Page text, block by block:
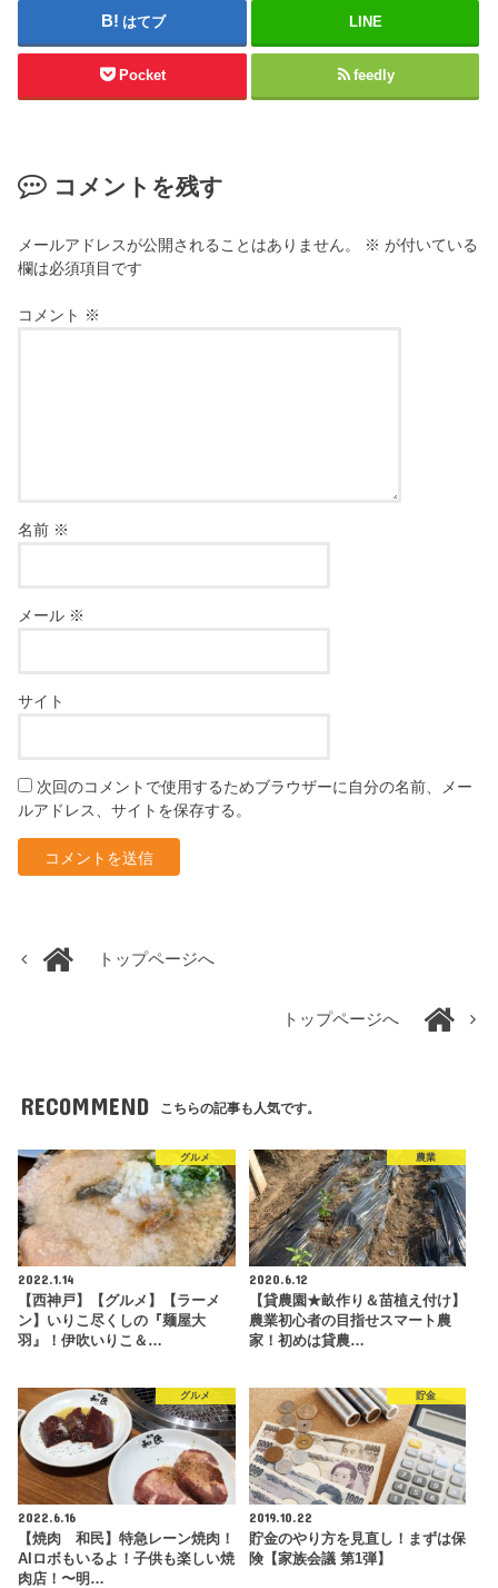
はてブ LINE
Pocket feedly
コメントを残す
メールアドレスが公開されることはありません。 ※ が付いている
欄は必須項目です
コメント ※
名前 ※
メール ※
サイト
次回のコメントで使用するためブラウザーに自分の名前、メー
ルアドレス、サイトを保存する。
トップページへ
トップページへ
RECOMMEND こちらの記事も人気です。
グルメ
2022.1.14
【西神戸】【グルメ】【ラーメ
ン】いりこ尽くしの『麺屋大
羽』！伊吹いりこ＆…
農業
2020.6.12
【貸農園★畝作り＆苗植え付け】
農業初心者の目指せスマート農
家！初めは貸農…
グルメ
2022.6.16
【焼肉 和民】特急レーン焼肉！
AIロボもいるよ！子供も楽しい焼
肉店！〜明…
貯金
2019.10.22
貯金のやり方を見直し！まずは保
険【家族会議 第1弾】